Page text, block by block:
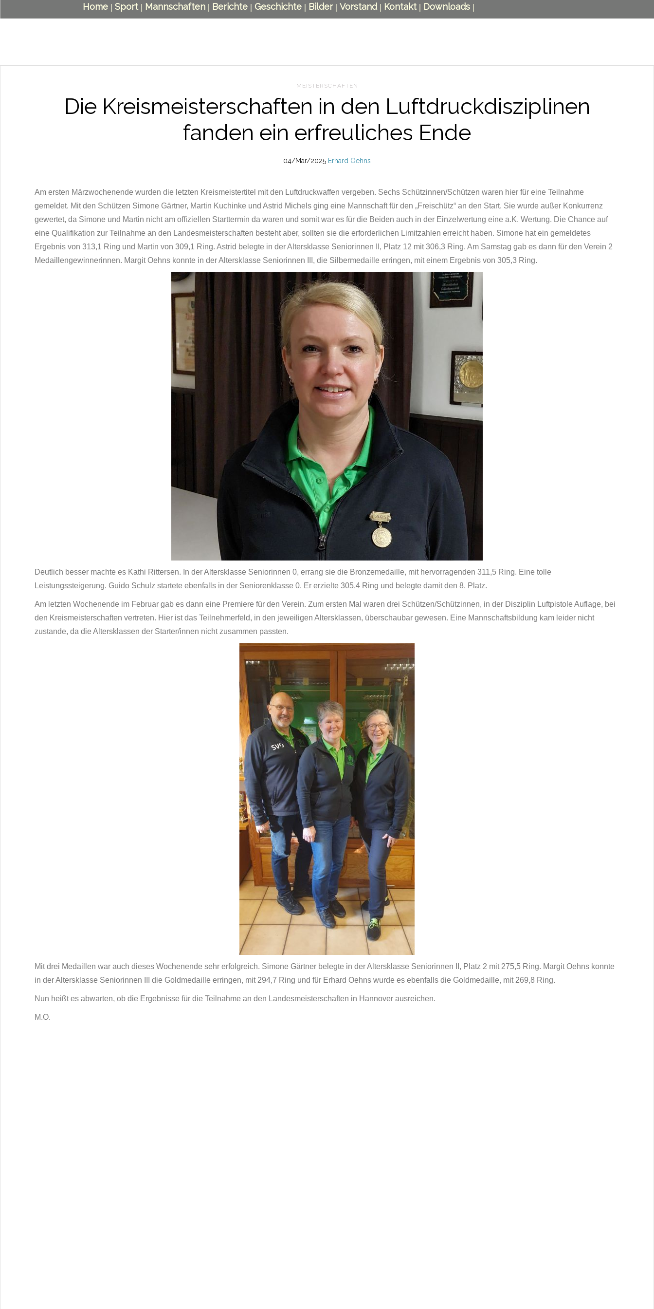
Home | Sport| Mannschaften| Berichte| Geschichte| Bilder| Vorstand| Kontakt| Downloads|
MEISTERSCHAFTEN
Die Kreismeisterschaften in den Luftdruckdisziplinen
fanden ein erfreuliches Ende
04/Mär/2025 Erhard Oehns
Am ersten Märzwochenende wurden die letzten Kreismeistertitel mit den Luftdruckwaffen vergeben. Sechs Schützinnen/Schützen waren hier für eine Teilnahme
gemeldet. Mit den Schützen Simone Gärtner, Martin Kuchinke und Astrid Michels ging eine Mannschaft für den „Freischütz“ an den Start. Sie wurde außer Konkurrenz
gewertet, da Simone und Martin nicht am offiziellen Starttermin da waren und somit war es für die Beiden auch in der Einzelwertung eine a.K. Wertung. Die Chance auf
eine Qualifikation zur Teilnahme an den Landesmeisterschaften besteht aber, sollten sie die erforderlichen Limitzahlen erreicht haben. Simone hat ein gemeldetes
Ergebnis von 313,1 Ring und Martin von 309,1 Ring. Astrid belegte in der Altersklasse Seniorinnen II, Platz 12 mit 306,3 Ring. Am Samstag gab es dann für den Verein 2
Medaillengewinnerinnen. Margit Oehns konnte in der Altersklasse Seniorinnen III, die Silbermedaille erringen, mit einem Ergebnis von 305,3 Ring.
Deutlich besser machte es Kathi Rittersen. In der Altersklasse Seniorinnen 0, errang sie die Bronzemedaille, mit hervorragenden 311,5 Ring. Eine tolle
Leistungssteigerung. Guido Schulz startete ebenfalls in der Seniorenklasse 0. Er erzielte 305,4 Ring und belegte damit den 8. Platz.
Am letzten Wochenende im Februar gab es dann eine Premiere für den Verein. Zum ersten Mal waren drei Schützen/Schützinnen, in der Disziplin Luftpistole Auflage, bei
den Kreismeisterschaften vertreten. Hier ist das Teilnehmerfeld, in den jeweiligen Altersklassen, überschaubar gewesen. Eine Mannschaftsbildung kam leider nicht
zustande, da die Altersklassen der Starter/innen nicht zusammen passten.
Mit drei Medaillen war auch dieses Wochenende sehr erfolgreich. Simone Gärtner belegte in der Altersklasse Seniorinnen II, Platz 2 mit 275,5 Ring. Margit Oehns konnte
in der Altersklasse Seniorinnen III die Goldmedaille erringen, mit 294,7 Ring und für Erhard Oehns wurde es ebenfalls die Goldmedaille, mit 269,8 Ring.
Nun heißt es abwarten, ob die Ergebnisse für die Teilnahme an den Landesmeisterschaften in Hannover ausreichen.
M.O.